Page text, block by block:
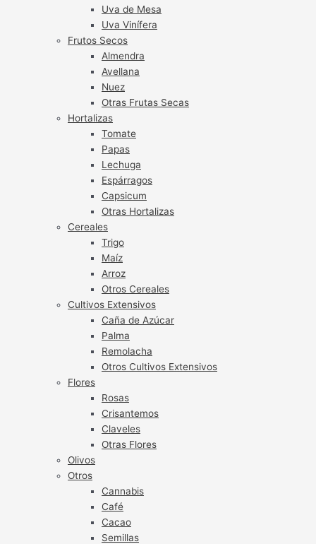
Uva de Mesa
Uva Vinífera
Frutos Secos
Almendra
Avellana
Nuez
Otras Frutas Secas
Hortalizas
Tomate
Papas
Lechuga
Espárragos
Capsicum
Otras Hortalizas
Cereales
Trigo
Maíz
Arroz
Otros Cereales
Cultivos Extensivos
Caña de Azúcar
Palma
Remolacha
Otros Cultivos Extensivos
Flores
Rosas
Crisantemos
Claveles
Otras Flores
Olivos
Otros
Cannabis
Café
Cacao
Semillas